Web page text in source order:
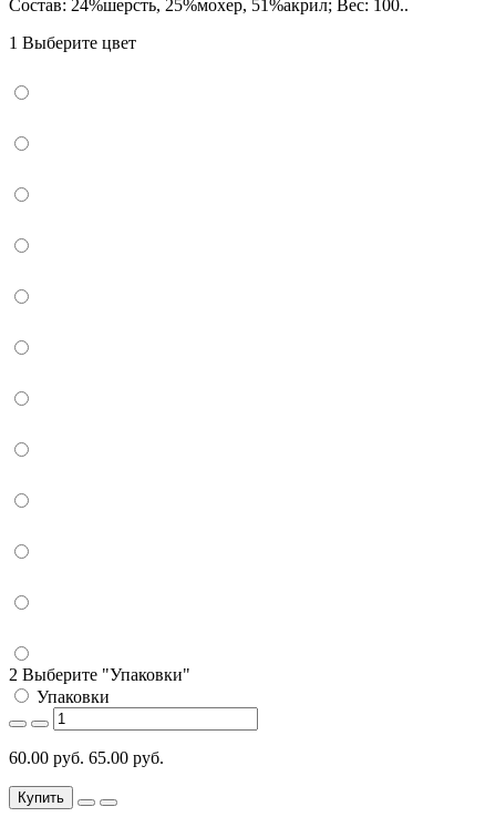
Состав: 24%шерсть, 25%мохер, 51%акрил; Вес: 100..
1 Выберите цвет
2 Выберите "Упаковки"
Упаковки
60.00 руб. 65.00 руб.
Купить